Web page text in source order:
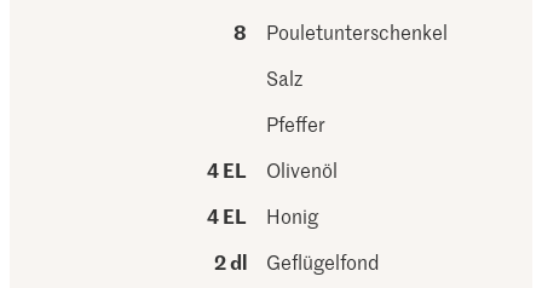
8
Pouletunterschenkel
Salz
Pfeffer
4 EL
Olivenöl
4 EL
Honig
2 dl
Geflügelfond